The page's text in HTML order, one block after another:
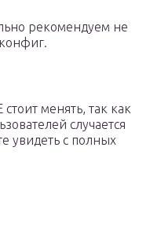
рекомендуем не
менять, так как
случается
увидеть с полных